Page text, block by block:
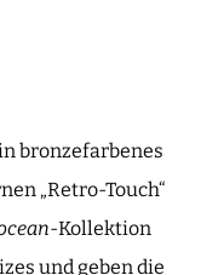
bronzefarbe­nes
„Retro­-Touch“
-Kollektion
und geben die